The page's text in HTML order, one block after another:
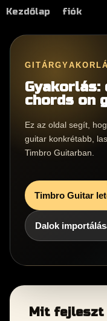
Kezdőlap fiók
Gyakorlás:
chords on
Ez az oldal segít,
guitar konkrétabb,
Timbro Guitarban.
Timbro Guitar
Dalok
Mit fejleszt